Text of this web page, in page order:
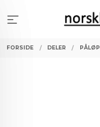
innholdet
FORSIDE DELER PÅLØP